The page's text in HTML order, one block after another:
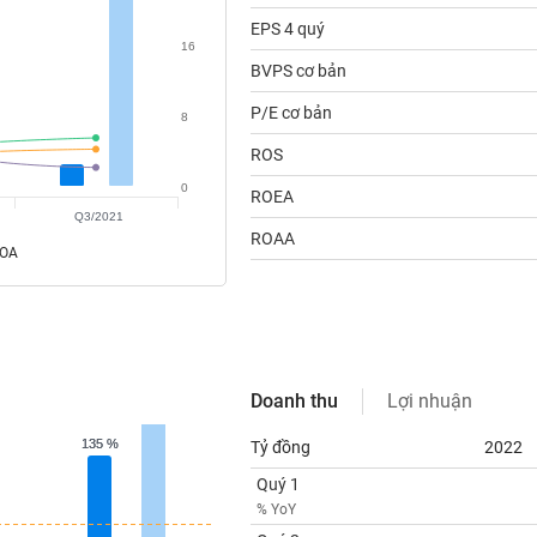
0
8
16
Q3/2021
EPS 4 quý
BVPS cơ bản
P/E cơ bản
ROS
ROEA
ROAA
135 %
135 %
Doanh thu Lợi nhuận
Tỷ đồng 2022
Quý 1
% YoY